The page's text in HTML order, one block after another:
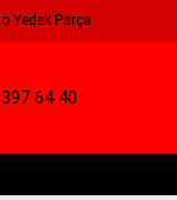
Yedek Parça
64 40